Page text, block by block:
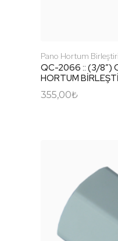
Pano Hortum
QC-2066 :: (3/8″)
HORTUM
355,00₺